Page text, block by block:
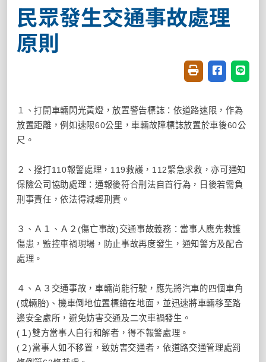
民眾發生交通事故處理
原則
友善列印(開新視
分享至臉書
分享
１、打開車輛閃光黃燈，放置警告標誌：依道路速限，作為
放置距離，例如速限60公里，車輛故障標誌放置於車後60公
尺。
２、撥打110報警處理，119救護，112緊急求救，亦可通知
保險公司協助處理：通報後符合刑法自首行為，日後若需負
刑事責任，依法得減輕刑責。
３、Ａ１、Ａ２(傷亡事故)交通事故義務：當事人應先救護
傷患，監控車禍現場，防止事故再度發生，通知警方及配合
處理。
４、Ａ３交通事故，車輛尚能行駛，應先將汽車的四個車角
(或輛胎)、機車倒地位置標繪在地面，並迅速將車輛移至路
邊安全處所，避免妨害交通及二次車禍發生。
(１)雙方當事人自行和解者，得不報警處理。
(２)當事人如不移置，致妨害交通者，依道路交通管理處罰